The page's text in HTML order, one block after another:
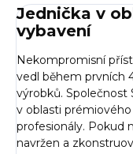
Jednička v
vybavení
Nekompromisní
vedl během prvních
výrobků. Společnost
v oblasti
profesionály. Pokud
navržen a